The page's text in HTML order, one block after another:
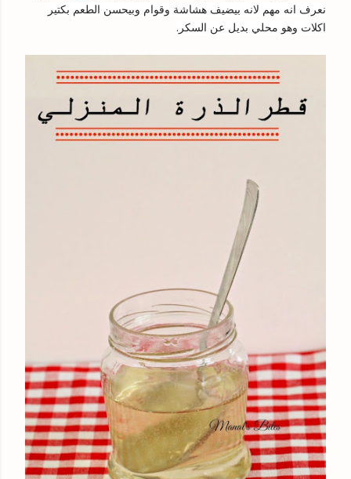
نعرف انه مهم لانه بيضيف هشاشة وقوام وبيحسن الطعم بكتير
اكلات وهو محلي بديل عن السكر.